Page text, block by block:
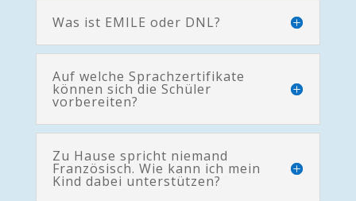
Was ist EMILE oder DNL?
Auf welche Sprachzertifikate
können sich die Schüler
vorbereiten?
Zu Hause spricht niemand
Französisch. Wie kann ich mein
Kind dabei unterstützen?